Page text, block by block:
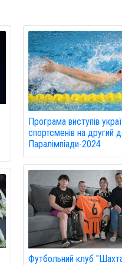
Програма виступів
спортсменів на другий
Паралімпіади-2024
Футбольний клуб